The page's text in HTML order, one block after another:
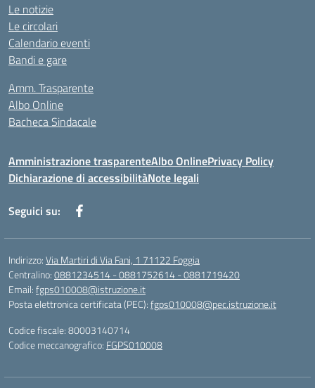
Le notizie
Le circolari
Calendario eventi
Bandi e gare
Amm. Trasparente
Albo Online
Bacheca Sindacale
Amministrazione trasparenteAlbo OnlinePrivacy Policy
Dichiarazione di accessibilitàNote legali
Seguici su:
Indirizzo:Via Martiri di Via Fani, 1 71122 Foggia
Centralino:0881234514 - 0881752614 - 0881719420
Email:fgps010008@istruzione.it
Posta elettronica certificata (PEC):fgps010008@pec.istruzione.it
Codice fiscale: 80003140714
Codice meccanografico: FGPS010008